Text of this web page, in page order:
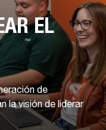
EL
de
la visión de liderar